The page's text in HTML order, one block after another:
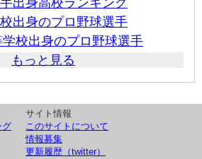
出身高校ランキング
出身のプロ野球選手
校出身のプロ野球選手
もっと見る
グ
サイト情報
このサイトについて
情報募集
更新履歴（twitter）